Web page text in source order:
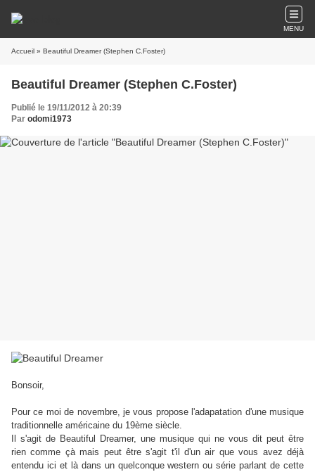
MENU
Accueil » Beautiful Dreamer (Stephen C.Foster)
Beautiful Dreamer (Stephen C.Foster)
Publié le 19/11/2012 à 20:39
Par odomi1973
Bonsoir,
Pour ce moi de novembre, je vous propose l'adapatation d'une musique
traditionnelle américaine du 19ème siècle.
Il s'agit de Beautiful Dreamer, une musique qui ne vous dit peut être
rien comme çà mais peut être s'agit t'il d'un air que vous avez déjà
entendu ici et là dans un quelconque western ou série parlant de cette